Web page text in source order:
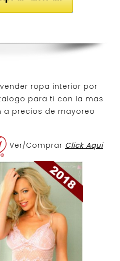
vender ropa interior por
para ti con la mas
a precios de mayoreo
Ver/Comprar Click Aqui